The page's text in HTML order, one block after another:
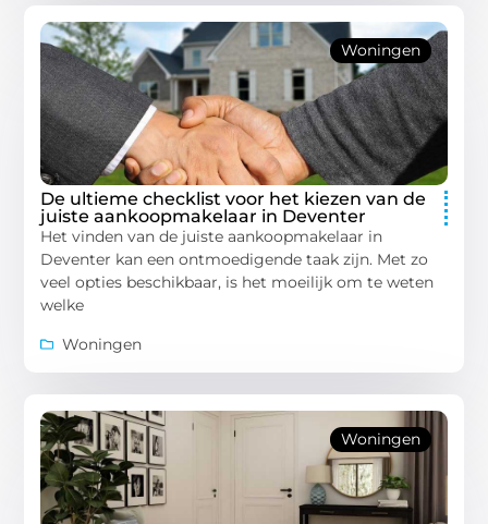
Woningen
De ultieme checklist voor het kiezen van de
juiste aankoopmakelaar in Deventer
Het vinden van de juiste aankoopmakelaar in
Deventer kan een ontmoedigende taak zijn. Met zo
veel opties beschikbaar, is het moeilijk om te weten
welke
Woningen
Woningen